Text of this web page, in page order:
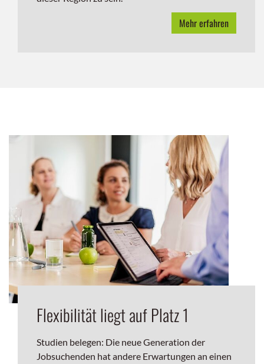
Mehr erfahren
Flexibilität liegt auf Platz 1
Studien belegen: Die neue Generation der
Jobsuchenden hat andere Erwartungen an einen